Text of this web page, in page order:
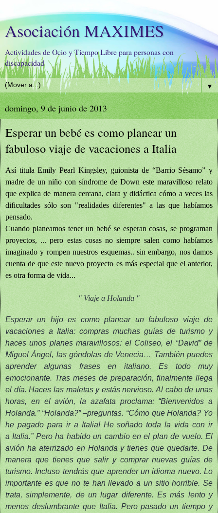
Asociación MAXIMES
Actividades de Ocio y Tiempo Libre para personas con
discapacidad
▼
domingo, 9 de junio de 2013
Esperar un bebé es como planear un
fabuloso viaje de vacaciones a Italia
Así titula Emily Pearl Kingsley, guionista de “Barrio Sésamo” y
madre de un niño con síndrome de Down este maravilloso relato
que explica de manera cercana, clara y didáctica cómo a veces las
dificultades sólo son "realidades diferentes" a las que habíamos
pensado.
Cuando planeamos tener un bebé se esperan cosas, se programan
proyectos, ... pero estas cosas no siempre salen como habíamos
imaginado y rompen nuestros esquemas.. sin embargo, nos damos
cuenta de que este nuevo proyecto es más especial que el anterior,
es otra forma de vida...
" Viaje a Holanda "
Esperar un hijo es como planear un fabuloso viaje de
vacaciones a Italia: compras muchas guías de turismo y
haces unos planes maravillosos: el Coliseo, el “David” de
Miguel Ángel, las góndolas de Venecia… También puedes
aprender algunas frases en italiano. Es todo muy
emocionante. Tras meses de preparación, finalmente llega
el día. Haces las maletas y estás nervioso. Al cabo de unas
horas, en el avión, la azafata proclama: “Bienvenidos a
Holanda.” “Holanda?” –preguntas. “Cómo que Holanda? Yo
he pagado para ir a Italia! He soñado toda la vida con ir
a Italia.” Pero ha habido un cambio en el plan de vuelo. El
avión ha aterrizado en Holanda y tienes que quedarte. De
manera que tienes que salir y comprar nuevas guías de
turismo. Incluso tendrás que aprender un idioma nuevo. Lo
importante es que no te han llevado a un sitio horrible. Se
trata, simplemente, de un lugar diferente. Es más lento y
menos deslumbrante que Italia. Pero pasado un tiempo y